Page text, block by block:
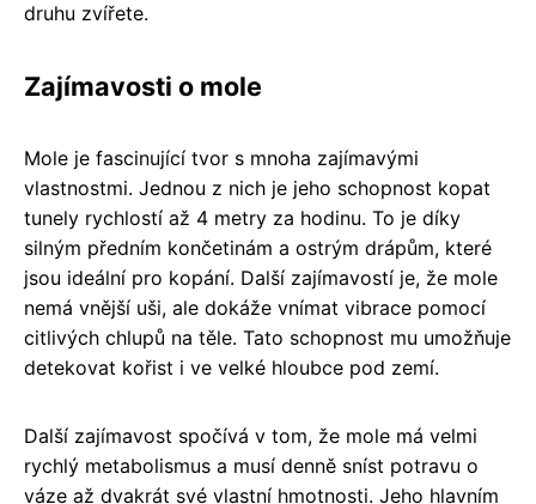
druhu zvířete.
Zajímavosti o mole
Mole je fascinující tvor s mnoha zajímavými
vlastnostmi. Jednou z nich je jeho schopnost kopat
tunely rychlostí až 4 metry za hodinu. To je díky
silným předním končetinám a ostrým drápům, které
jsou ideální pro kopání. Další zajímavostí je, že mole
nemá vnější uši, ale dokáže vnímat vibrace pomocí
citlivých chlupů na těle. Tato schopnost mu umožňuje
detekovat kořist i ve velké hloubce pod zemí.
Další zajímavost spočívá v tom, že mole má velmi
rychlý metabolismus a musí denně sníst potravu o
váze až dvakrát své vlastní hmotnosti. Jeho hlavním